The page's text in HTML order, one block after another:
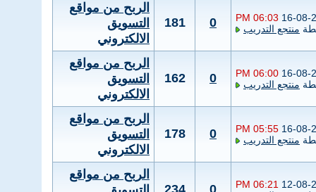
16-08-
06:03 PM
منتجع التدريب 0
181
الربح من مواقع
التسويق
الالكتروني
16-08-
06:00 PM
منتجع التدريب 0
162
الربح من مواقع
التسويق
الالكتروني
16-08-
05:55 PM
منتجع التدريب 0
178
الربح من مواقع
التسويق
الالكتروني
12-08-
06:21 PM
0
234
الربح من مواقع